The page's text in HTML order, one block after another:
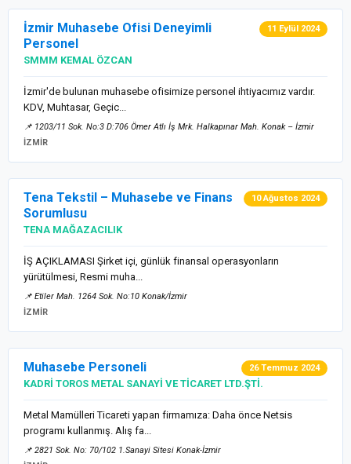
İzmir Muhasebe Ofisi Deneyimli
Personel
11 Eylül 2024
SMMM KEMAL ÖZCAN
İzmir'de bulunan muhasebe ofisimize personel ihtiyacımız vardır.
KDV, Muhtasar, Geçic...
📌 1203/11 Sok. No:3 D:706 Ömer Atlı İş Mrk. Halkapınar Mah. Konak – İzmir
İZMİR
Tena Tekstil – Muhasebe ve Finans
Sorumlusu
10 Ağustos 2024
TENA MAĞAZACILIK
İŞ AÇIKLAMASI Şirket içi, günlük finansal operasyonların
yürütülmesi, Resmi muha...
📌 Etiler Mah. 1264 Sok. No:10 Konak/İzmir
İZMİR
Muhasebe Personeli 26 Temmuz 2024
KADRİ TOROS METAL SANAYİ VE TİCARET LTD.ŞTİ.
Metal Mamülleri Ticareti yapan firmamıza: Daha önce Netsis
programı kullanmış. Alış fa...
📌 2821 Sok. No: 70/102 1.Sanayi Sitesi Konak-İzmir